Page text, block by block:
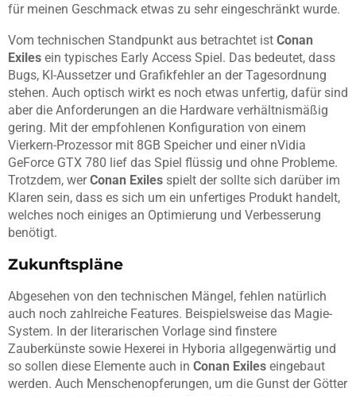
für meinen Geschmack etwas zu sehr eingeschränkt wurde.
Vom technischen Standpunkt aus betrachtet ist Conan
Exiles ein typisches Early Access Spiel. Das bedeutet, dass
Bugs, KI-Aussetzer und Grafikfehler an der Tagesordnung
stehen. Auch optisch wirkt es noch etwas unfertig, dafür sind
aber die Anforderungen an die Hardware verhältnismäßig
gering. Mit der empfohlenen Konfiguration von einem
Vierkern-Prozessor mit 8GB Speicher und einer nVidia
GeForce GTX 780 lief das Spiel flüssig und ohne Probleme.
Trotzdem, werConan Exiles spielt der sollte sich darüber im
Klaren sein, dass es sich um ein unfertiges Produkt handelt,
welches noch einiges an Optimierung und Verbesserung
benötigt.
Zukunftspläne
Abgesehen von den technischen Mängel, fehlen natürlich
auch noch zahlreiche Features. Beispielsweise das Magie-
System. In der literarischen Vorlage sind finstere
Zauberkünste sowie Hexerei in Hyboria allgegenwärtig und
so sollen diese Elemente auch in Conan Exiles eingebaut
werden. Auch Menschenopferungen, um die Gunst der Götter